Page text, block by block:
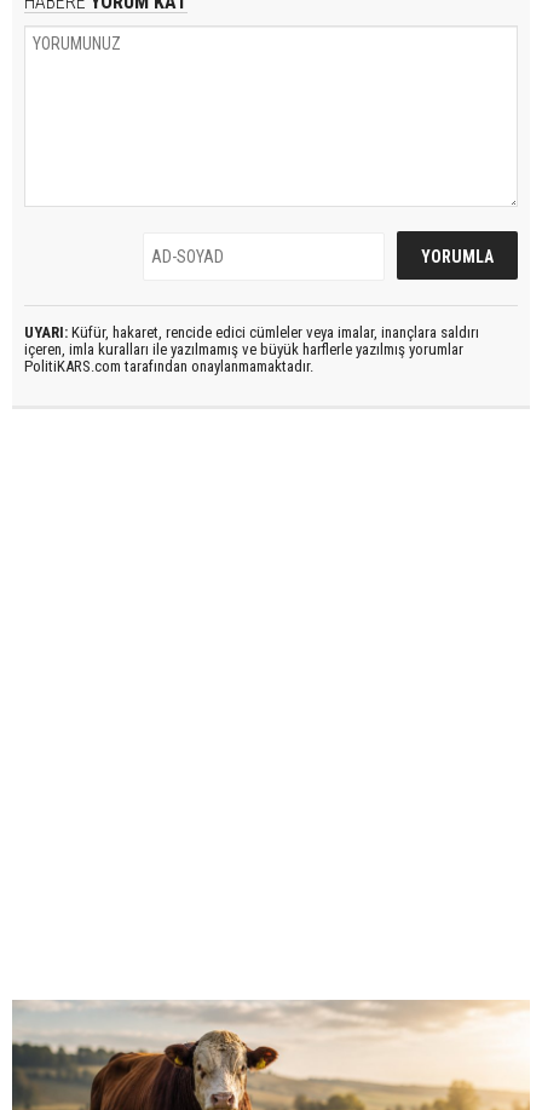
UYARI: Küfür, hakaret, rencide edici cümleler veya imalar, inançlara saldırı
içeren, imla kuralları ile yazılmamış ve büyük harflerle yazılmış yorumlar
PolitiKARS.com tarafından onaylanmamaktadır.